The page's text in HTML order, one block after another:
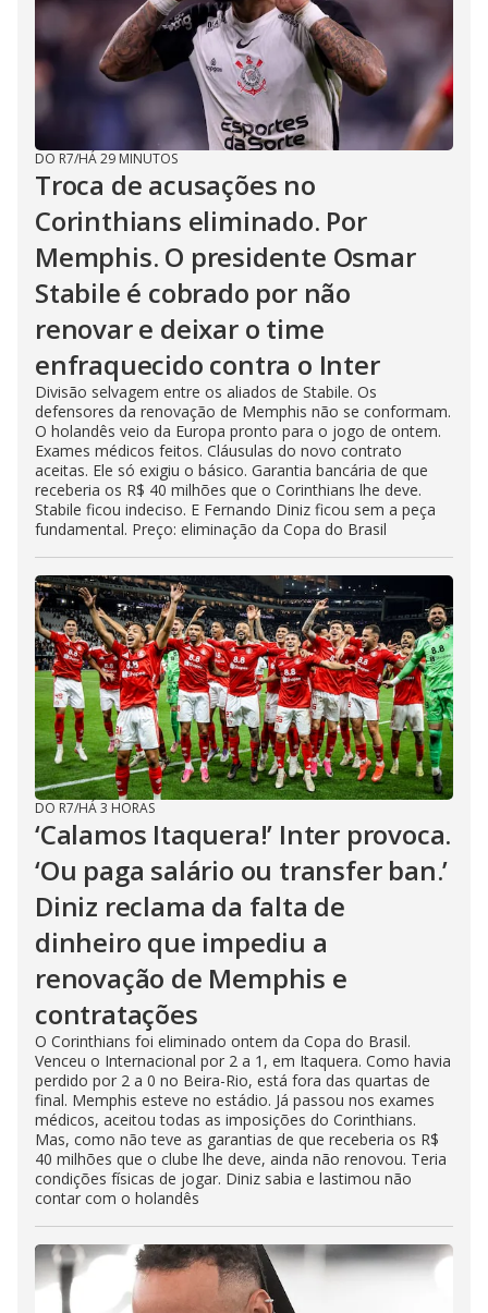
DO R7/HÁ 29 MINUTOS
Troca de acusações no
Corinthians eliminado. Por
Memphis. O presidente Osmar
Stabile é cobrado por não
renovar e deixar o time
enfraquecido contra o Inter
Divisão selvagem entre os aliados de Stabile. Os
defensores da renovação de Memphis não se conformam.
O holandês veio da Europa pronto para o jogo de ontem.
Exames médicos feitos. Cláusulas do novo contrato
aceitas. Ele só exigiu o básico. Garantia bancária de que
receberia os R$ 40 milhões que o Corinthians lhe deve.
Stabile ficou indeciso. E Fernando Diniz ficou sem a peça
fundamental. Preço: eliminação da Copa do Brasil
DO R7/HÁ 3 HORAS
‘Calamos Itaquera!’ Inter provoca.
‘Ou paga salário ou transfer ban.’
Diniz reclama da falta de
dinheiro que impediu a
renovação de Memphis e
contratações
O Corinthians foi eliminado ontem da Copa do Brasil.
Venceu o Internacional por 2 a 1, em Itaquera. Como havia
perdido por 2 a 0 no Beira-Rio, está fora das quartas de
final. Memphis esteve no estádio. Já passou nos exames
médicos, aceitou todas as imposições do Corinthians.
Mas, como não teve as garantias de que receberia os R$
40 milhões que o clube lhe deve, ainda não renovou. Teria
condições físicas de jogar. Diniz sabia e lastimou não
contar com o holandês